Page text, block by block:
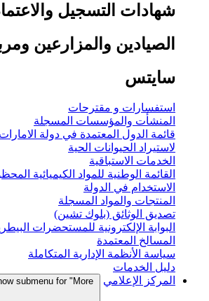
شهادات التسجيل
الصيادين والمزارعين
سايتس
استفسارات و مقترحات
المنشأت والمؤسسات المسجلة
قائمة الدول المعتمدة في دولة
لاستيراد الحيوانات الحية
الخدمات الاستباقية
القائمة الوطنية للمواد الكيميائية
الاستخدام في الدولة
المنتجات والمواد المسجلة
تصديق الوثائق (بلوك تشين)
البوابة الإلكترونية للمستحضرات
المسالخ المعتمدة
سياسة الأنظمة الإدارية المتكاملة
دليل الخدمات
المركز الإعلامي
submenu for "More"